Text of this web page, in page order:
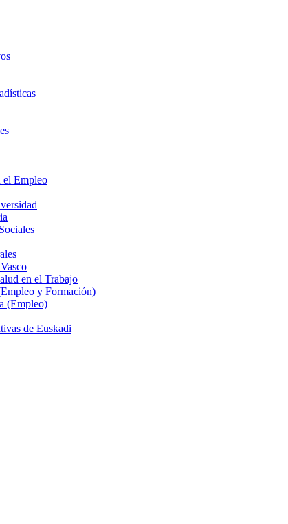
el Empleo
en el Trabajo
y Formación)
(Empleo)
de Euskadi